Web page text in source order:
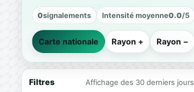
0signalements Intensité moyenne0.0/5
Carte nationale Rayon + Rayon −
Filtres Affichage des 30 derniers jours